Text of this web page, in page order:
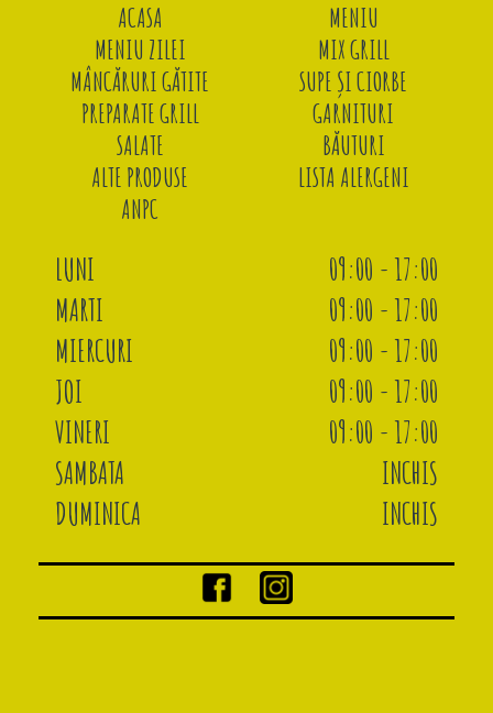
ACASA
MENIU
MENIU ZILEI
MIX GRILL
MÂNCĂRURI GĂTITE
SUPE ȘI CIORBE
PREPARATE GRILL
GARNITURI
SALATE
BĂUTURI
ALTE PRODUSE
LISTA ALERGENI
ANPC
LUNI
09:00 - 17:00
MARTI
09:00 - 17:00
MIERCURI
09:00 - 17:00
JOI
09:00 - 17:00
VINERI
09:00 - 17:00
SAMBATA
INCHIS
DUMINICA
INCHIS